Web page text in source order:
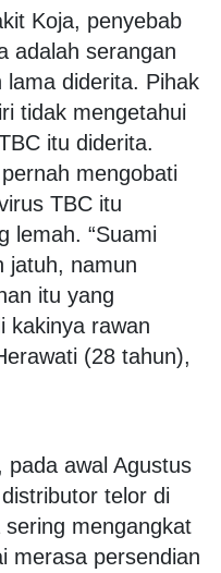
Koja, penyebab
adalah serangan
diderita. Pihak
tidak mengetahui
itu diderita.
mengobati
TBC itu
lemah. “Suami
jatuh, namun
itu yang
kakinya rawan
(28 tahun),
pada awal Agustus
telor di
mengangkat
merasa persendian